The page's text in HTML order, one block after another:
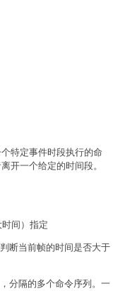
特定事件时段执行的命
开一个给定的时间段。
间）指定
断当前帧的时间是否大于
分隔的多个命令序列。一